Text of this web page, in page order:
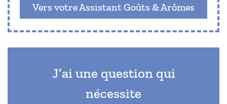
Vers votre Assistant Goûts & Arômes
J’ai une question qui
nécessite